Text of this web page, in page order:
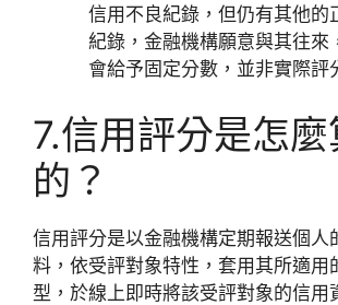
信用不良紀錄，但仍有其他的
紀錄，金融機構願意與其往來
會給予固定分數，並非實際評
7.信用評分是怎
的？
信用評分是以金融機構定期報送個人
料，依受評對象特性，套用其所適用
型，於線上即時將該受評對象的信用